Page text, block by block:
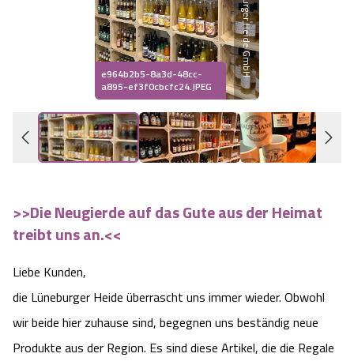
Heideflächen
Freizeitparks
Vital Urlaub
Städte
Pensionen
Naturpark Südheide
Naturerlebnis im Frühling
Naturerlebnis im Sommer
Naturerlebnis im Herbst
Fahrrad Urlaub
Quad Bahn Bispingen
Kletterparks
Designer Outlet Soltau
Abenteuerlabyrinth
Adventure Schnucken Golf
Weltvogelpark Walsrode
Thermen
Vegan, Fasten & Co.
Gesund & Fit
Balance
Wellness-Unterkünfte
Hotels mit Schwimmbad
THERMEplus® Unterkünfte
Die Hansestadt Lüneburg
Sehenswürdigkeiten Lüneburg
Shopping Lüneburg
Kulinarisches Lüneburg
Unterkünfte Lüneburg
Die Residenzstadt Celle
Sehenswürdigkeiten Celle
Hoher Kontrast Modus:
A
e964b2b5-8a3d-48cc-
a895-ef3f0cbcfc24.JPEG
>>Die Neugierde auf das Gute aus der Heimat
treibt uns an.<<
Liebe Kunden,
die Lüneburger Heide überrascht uns immer wieder. Obwohl
wir beide hier zuhause sind, begegnen uns beständig neue
Produkte aus der Region. Es sind diese Artikel, die die Regale